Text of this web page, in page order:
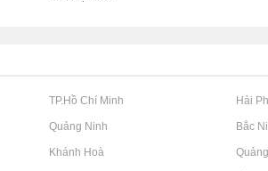
Rao vặt tại TP.Hồ Chí Minh Rao vặt tại Hải
Rao vặt tại Quảng Ninh Rao vặt tại Bắc
Rao vặt tại Khánh Hoà Rao vặt tại